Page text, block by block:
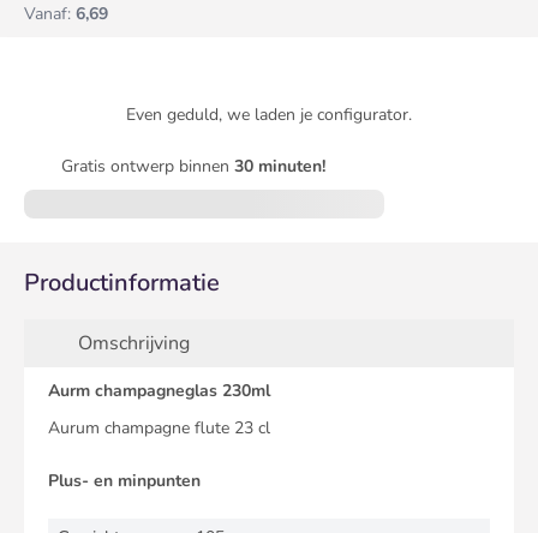
Vanaf: 6,69
Even geduld, we laden je configurator.
Gratis ontwerp binnen 30 minuten!
Productinformatie
Omschrijving
Aurm champagneglas 230ml
Aurum champagne flute 23 cl
Plus- en minpunten